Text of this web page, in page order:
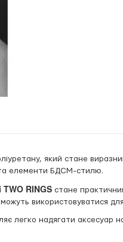
який стане
елементи БДСМ-стилю.
RINGS стане
використовуватися для
легко надягати аксесуар